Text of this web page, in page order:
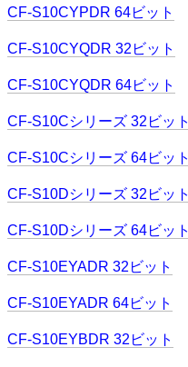
CF-S10CYPDR 64ビット
CF-S10CYQDR 32ビット
CF-S10CYQDR 64ビット
CF-S10Cシリーズ 32ビット
CF-S10Cシリーズ 64ビット
CF-S10Dシリーズ 32ビット
CF-S10Dシリーズ 64ビット
CF-S10EYADR 32ビット
CF-S10EYADR 64ビット
CF-S10EYBDR 32ビット